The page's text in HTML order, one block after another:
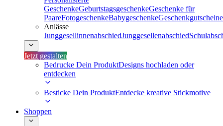
GeschenkeGeburtstagsgeschenkeGeschenke für
PaareFotogeschenkeBabygeschenkeGeschenkgutscheine
Anlässe
JunggesellinnenabschiedJunggesellenabschied
Jetzt gestalten
Bedrucke Dein ProduktDesigns hochladen oder
entdecken
Besticke Dein ProduktEntdecke kreative Stickmotive
Shoppen